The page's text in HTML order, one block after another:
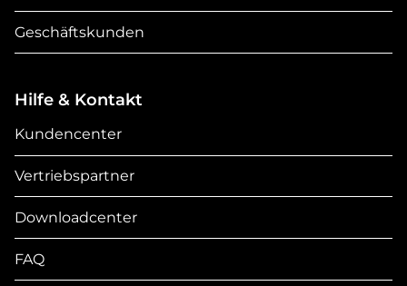
Geschäftskunden
Hilfe & Kontakt
Kundencenter
Vertriebspartner
Downloadcenter
FAQ